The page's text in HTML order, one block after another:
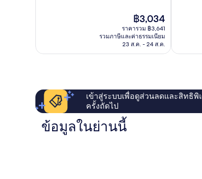
ราคา
ปัจจุบัน
คือ
฿3,034
฿3,034
ราคารวม ฿3,641
รวมภาษีและค่าธรรมเนียม
23 ส.ค. - 24 ส.ค.
เข้าสู่ระบบเพื่อดูส่วนลดและสิทธิพิ
ครั้งถัดไป
ข้อมูลในย่านนี้